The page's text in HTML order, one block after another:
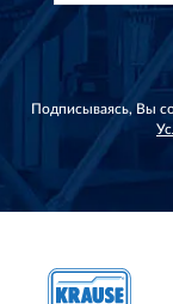
Подписываясь, Вы